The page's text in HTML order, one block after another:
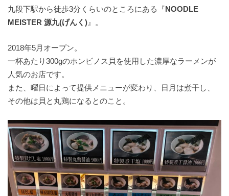
九段下駅から徒歩3分くらいのところにある『NOODLE
MEISTER 源九(げんく) 』。
2018年5月オープン。
一杯あたり300gのホンビノス貝を使用した濃厚なラーメンが
人気のお店です。
また、曜日によって提供メニューが変わり、日月は煮干し、
その他は貝と丸鶏になるとのこと。